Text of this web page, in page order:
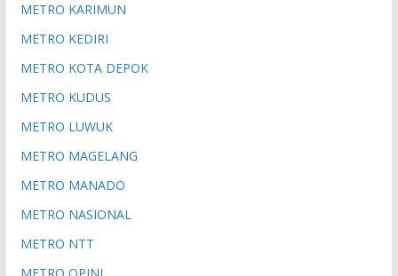
METRO KARIMUN
METRO KEDIRI
METRO KOTA DEPOK
METRO KUDUS
METRO LUWUK
METRO MAGELANG
METRO MANADO
METRO NASIONAL
METRO NTT